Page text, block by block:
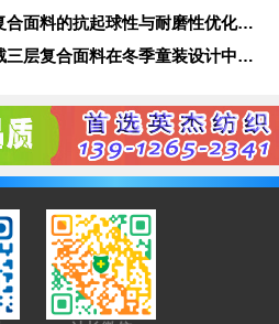
英杰：压花摇粒绒三层复合面料的抗起球性与耐磨性优化技术分析
英杰：高弹性压花摇粒绒三层复合面料在冬季童装设计中的应用实践